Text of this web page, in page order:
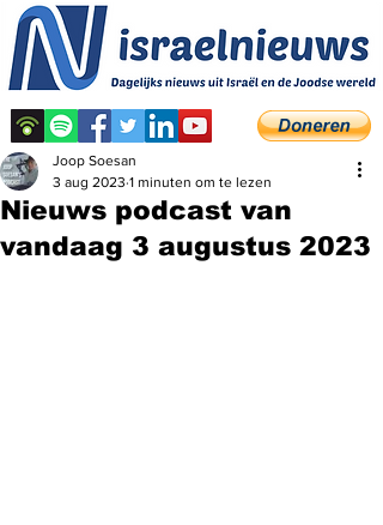
Nieuws podcast van
vandaag 3 augustus 2023
Joop Soesan
3 aug 2023 1 minuten om te lezen